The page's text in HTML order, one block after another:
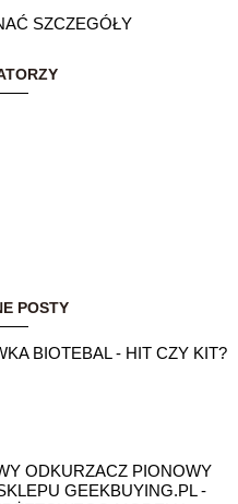
SZCZEGÓŁY
POSTY
BIOTEBAL - HIT CZY KIT?
ODKURZACZ PIONOWY
GEEKBUYING.PL -